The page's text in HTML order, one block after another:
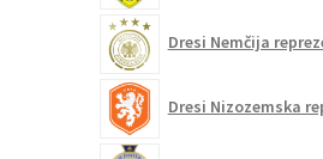
Dresi Nemčija
Dresi Nizozemska